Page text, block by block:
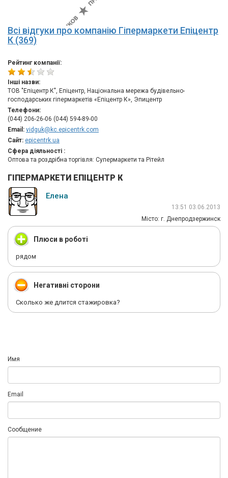
Всі відгуки про компанію Гіпермаркети Епіцентр
К (369)
Рейтинг компанії:
Інші назви:
ТОВ "Епіцентр К", Епіцентр, Національна мережа будівельно-
господарських гіпермаркетів «Епіцентр К», Эпицентр
Телефони:
(044) 206-26-06 (044) 594-89-00
Email: vidguk@kc.epicentrk.com
Сайт: epicentrk.ua
Сфера діяльності :
Оптова та роздрібна торгівля: Супермаркети та Рітейл
ГІПЕРМАРКЕТИ ЕПІЦЕНТР К
Елена
13:51 03.06.2013
Мiсто: г. Днепродзержинск
Плюси в роботі
рядом
Негативні сторони
Сколько же длится стажировка?
Имя
Email
Сообщение